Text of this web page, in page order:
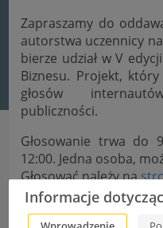
Zapraszamy do
autorstwa uczennicy
bierze udział w V
Biznesu. Projekt,
głosów
publiczności.
Głosowanie trwa do
12:00. Jedna osoba,
Głosować należy na
Informacje